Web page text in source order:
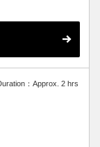
：Approx. 2 hrs